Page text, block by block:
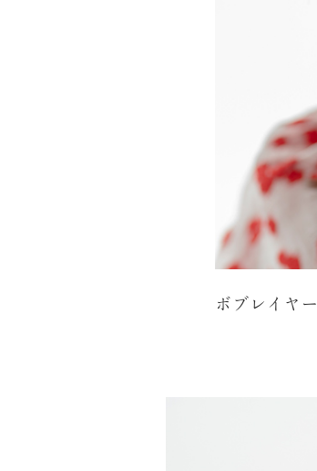
ボブレイヤー